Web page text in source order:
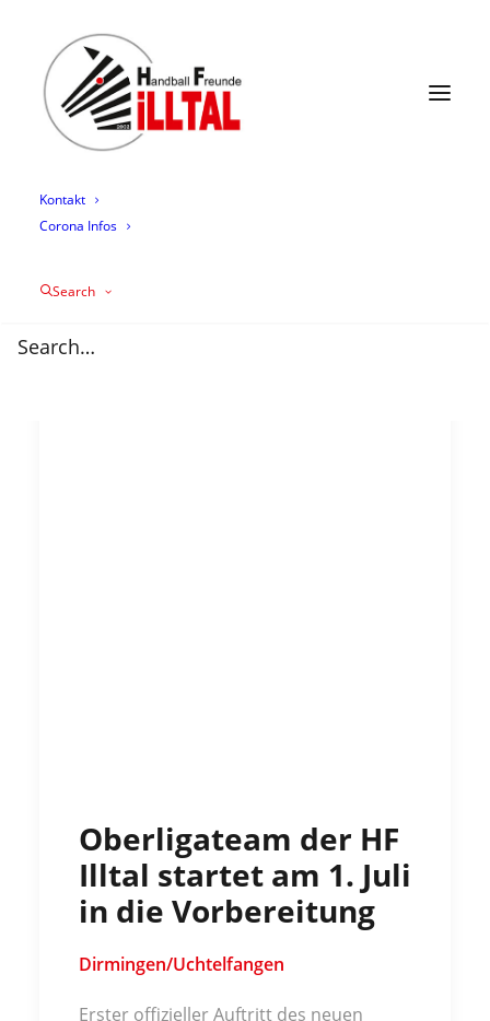
Termine
Mannschaften
Trainingszeiten
Mediathek
Über uns
Kontakt
Corona Infos
Search
Oberligateam der HF
Illtal startet am 1. Juli
in die Vorbereitung
Dirmingen/Uchtelfangen
Erster offizieller Auftritt des neuen